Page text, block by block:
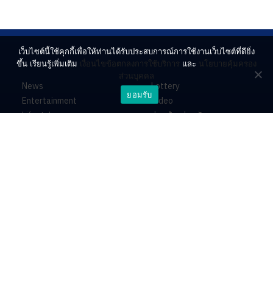
News
Entertainment
Lifestyle
Lottery
Video
ร่วมด้วยช่วยกัน
เว็บไซต์นี้ใช้คุกกี้เพื่อให้ท่านได้รับประสบการณ์การใช้งานเว็บไซต์ที่ดียิ่ง
ขึ้น เรียนรู้เพิ่มเติม เงื่อนไขข้อตกลงการใช้บริการ และ นโยบายคุ้มครอง
ส่วนบุคคล
ยอมรับ